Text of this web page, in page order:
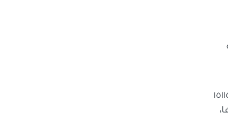
مع
مدير مكتب شكاوى المرأة أن المكتب قد تلقى عبر الخط المختصر 15115